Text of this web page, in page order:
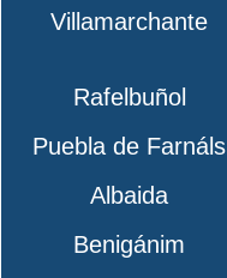
Villamarchante
Rafelbuñol
Puebla de Farnáls
Albaida
Benigánim